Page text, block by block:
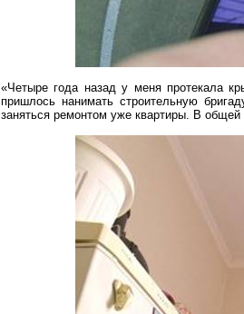
«Четыре года назад у меня протекала
пришлось нанимать строительную
заняться ремонтом уже квартиры. В